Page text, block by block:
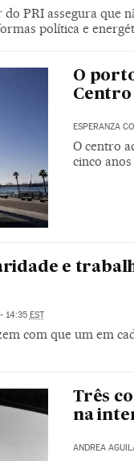
PRI assegura que
política e
O
Centro
ESPERANZA
O centro
cinco anos
e
14:35 EST
com que um em
Três
na
ANDREA